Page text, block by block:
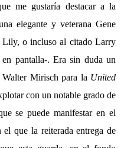
me gustaría destacar a la
elegante y veterana Gene
Lily, o incluso al citado Larry
en pantalla-. Era sin duda un
Mirisch para la United
con un notable grado de
se puede manifestar en el
que la reiterada entrega de